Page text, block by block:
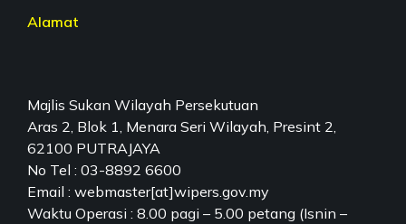
Alamat
Majlis Sukan Wilayah Persekutuan
Aras 2, Blok 1, Menara Seri Wilayah, Presint 2,
62100 PUTRAJAYA
No Tel : 03-8892 6600
Email : webmaster[at]wipers.gov.my
Waktu Operasi : 8.00 pagi – 5.00 petang (Isnin –